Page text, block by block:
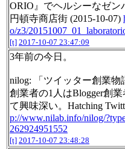
ORIO』でヘルシーなゼン
円頓寺商店街 (2015-10-07)
o/z3/
[t] 2017-10-07 23:47:09
3年前の今日。
nilog: 「ツイッター創業物
創業者の1人はBlogger創
て興味深い。Hatching
p://www.nilab.info/nilog/
262924951552
[t] 2017-10-07 23:48:28